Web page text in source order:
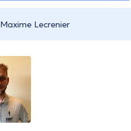
Maxime Lecrenier